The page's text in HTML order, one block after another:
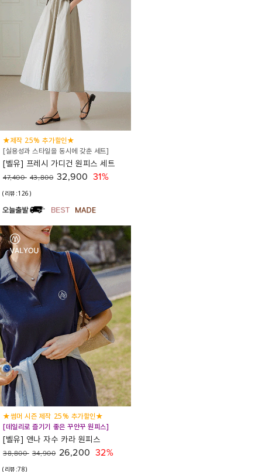
★제작 25% 추가할인★
[실용성과 스타일을 동시에 갖춘 세트]
[벨유] 프레시 가디건 원피스 세트
47,400 43,800 32,900 31%
(리뷰:126)
★썸머 시즌 제작 25% 추가할인★
[데일리로 즐기기 좋은 꾸안꾸 원피스]
[벨유] 앤나 자수 카라 원피스
38,800 34,900 26,200 32%
(리뷰:78)